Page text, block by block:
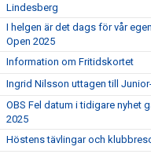
Lindesberg
I helgen är det dags för vår
Open 2025
Information om Fritidskortet
Ingrid Nilsson uttagen till
OBS Fel datum i tidigare nyhet
2025
Höstens tävlingar och